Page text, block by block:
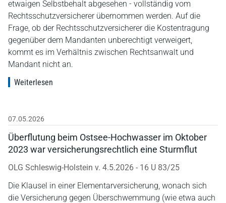
etwaigen Selbstbehalt abgesehen - vollständig vom
Rechtsschutzversicherer übernommen werden. Auf die
Frage, ob der Rechtsschutzversicherer die Kostentragung
gegenüber dem Mandanten unberechtigt verweigert,
kommt es im Verhältnis zwischen Rechtsanwalt und
Mandant nicht an.
Weiterlesen
07.05.2026
Überflutung beim Ostsee-Hochwasser im Oktober
2023 war versicherungsrechtlich eine Sturmflut
OLG Schleswig-Holstein v. 4.5.2026 - 16 U 83/25
Die Klausel in einer Elementarversicherung, wonach sich
die Versicherung gegen Überschwemmung (wie etwa auch